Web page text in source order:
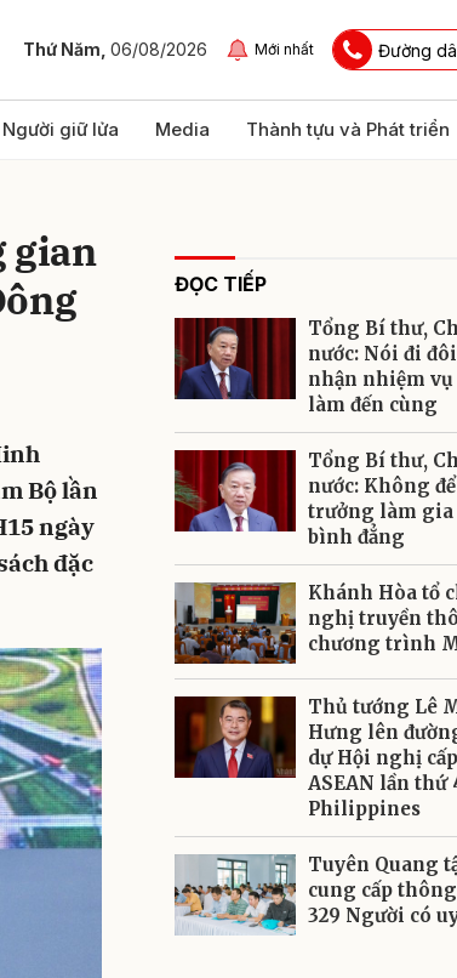
Thứ Năm, 06/08/2026 Mới nhất Đường
Người giữ lửa Media Thành tựu và Phát triển
gian
Bộ lần
ngày
đặc
ĐỌC TIẾP
Tổng Bí thư,
nước: Nói đi
nhận nhiệm vụ
làm đến cùng
Tổng Bí thư,
nước: Không
trưởng làm gia
bình đẳng
Khánh Hòa tổ
nghị truyền
chương trình
Thủ tướng Lê
Hưng lên
dự Hội nghị
ASEAN lần thứ
Philippines
Tuyên Quang
cung cấp
329 Người có
Gửi